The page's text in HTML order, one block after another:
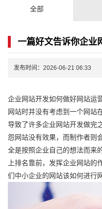
全部
一篇好文告诉你企业
发布时间：2026-06-21 06:33
企业网站开发如何做好网站运
网站时并没有考虑到一个网站
导致了许多企业网站开发做完
怨网站没有效果，而制作者则
全是按照企业自己的想法而来
上排名靠前，发挥企业网站
们中小企业的网站该如何进行